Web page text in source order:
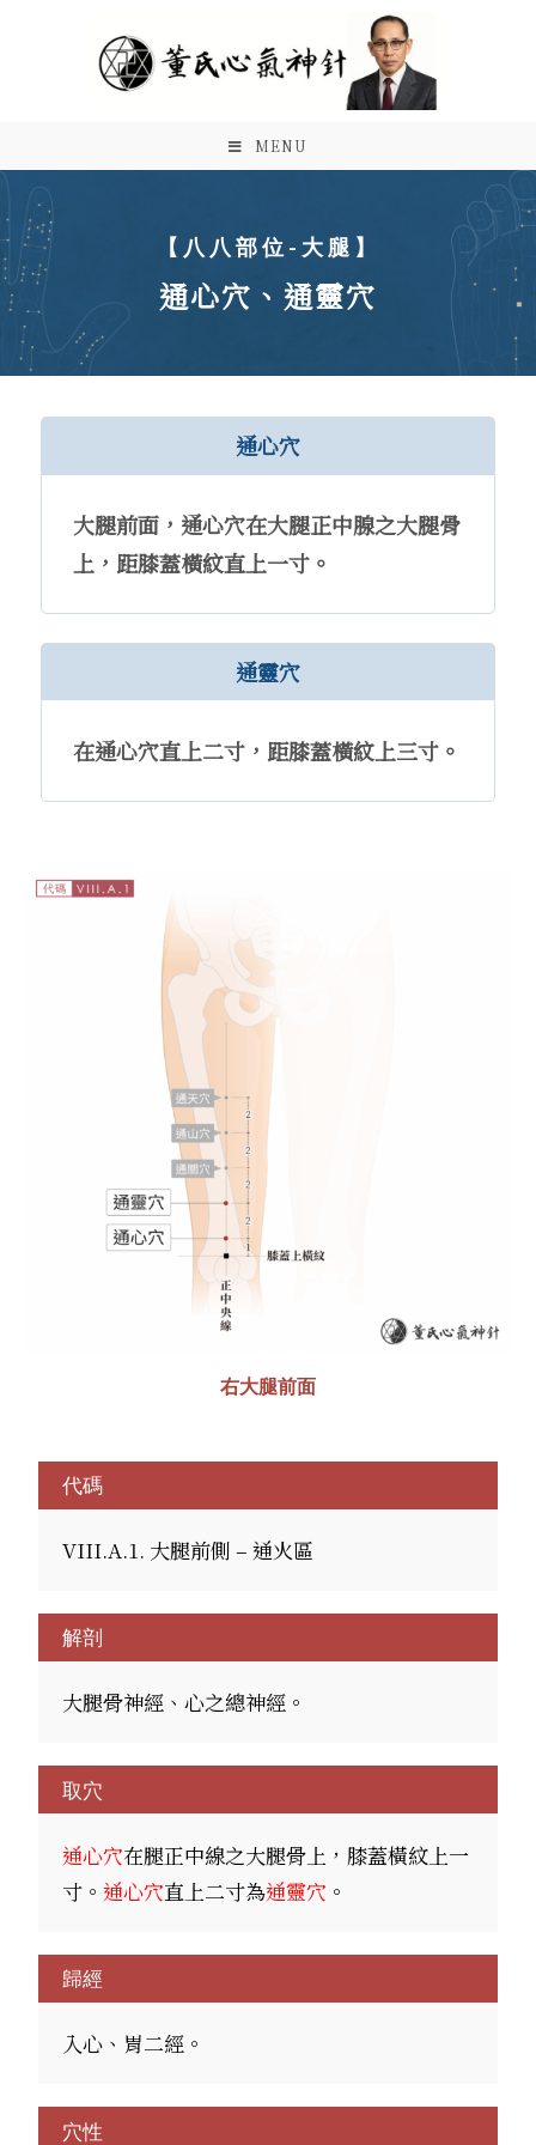
MENU
【八八部位-大腿】
通心穴、通靈穴
通心穴
大腿前面，通心穴在大腿正中腺之大腿骨
上，距膝蓋橫紋直上一寸。
通靈穴
在通心穴直上二寸，距膝蓋橫紋上三寸。
右大腿前面
代碼
VIII.A.1. 大腿前側 – 通火區
解剖
大腿骨神經、心之總神經。
取穴
通心穴在腿正中線之大腿骨上，膝蓋橫紋上一
寸。 通心穴直上二寸為通靈穴 。
歸經
入心、胃二經。
穴性